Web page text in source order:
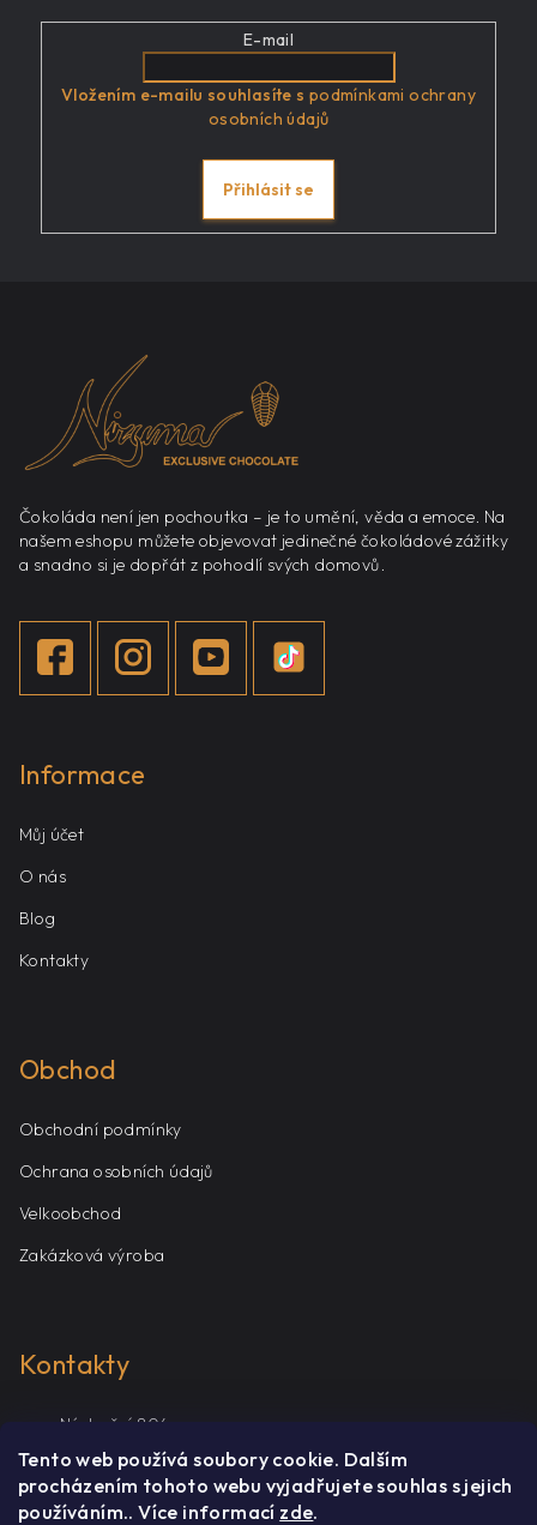
Tento web používá soubory cookie. Dalším
procházením tohoto webu vyjadřujete souhlas s jejich
používáním.. Více informací zde.
E-mail
Vložením e-mailu souhlasíte s podmínkami ochrany
osobních údajů
Přihlásit se
Čokoláda není jen pochoutka – je to umění, věda a emoce. Na
našem eshopu můžete objevovat jedinečné čokoládové zážitky
a snadno si je dopřát z pohodlí svých domovů.
Informace
Můj účet
O nás
Blog
Kontakty
Obchod
Obchodní podmínky
Ochrana osobních údajů
Velkoobchod
Zakázková výroba
Kontakty
Nádražní 804,
768 24 Hulín
+420 604 738 217